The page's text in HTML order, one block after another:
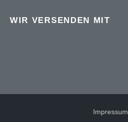
WIR VERSENDEN MIT
Impressum